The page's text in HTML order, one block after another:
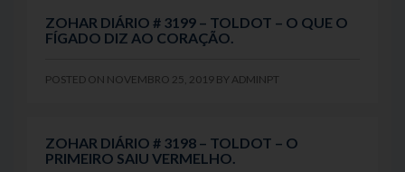
ZOHAR DIÁRIO # 3199 – TOLDOT – O QUE O
FÍGADO DIZ AO CORAÇÃO.
POSTED ON NOVEMBRO 25, 2019 BY ADMINPT
ZOHAR DIÁRIO # 3198 – TOLDOT – O
PRIMEIRO SAIU VERMELHO.